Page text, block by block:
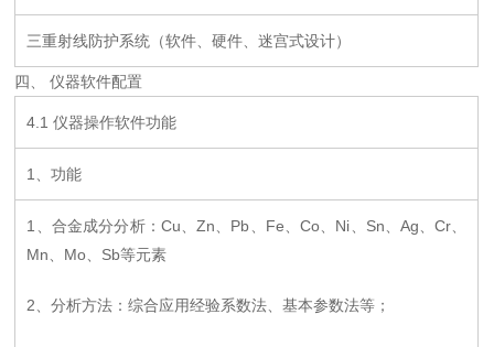
三重射线防护系统（软件、硬件、迷宫式设计）
四、 仪器软件配置
4.1 仪器操作软件功能
1、功能
1、合金成分分析：Cu、Zn、Pb、Fe、Co、Ni、Sn、Ag、Cr、
Mn、Mo、Sb等元素
2、分析方法：综合应用经验系数法、基本参数法等；